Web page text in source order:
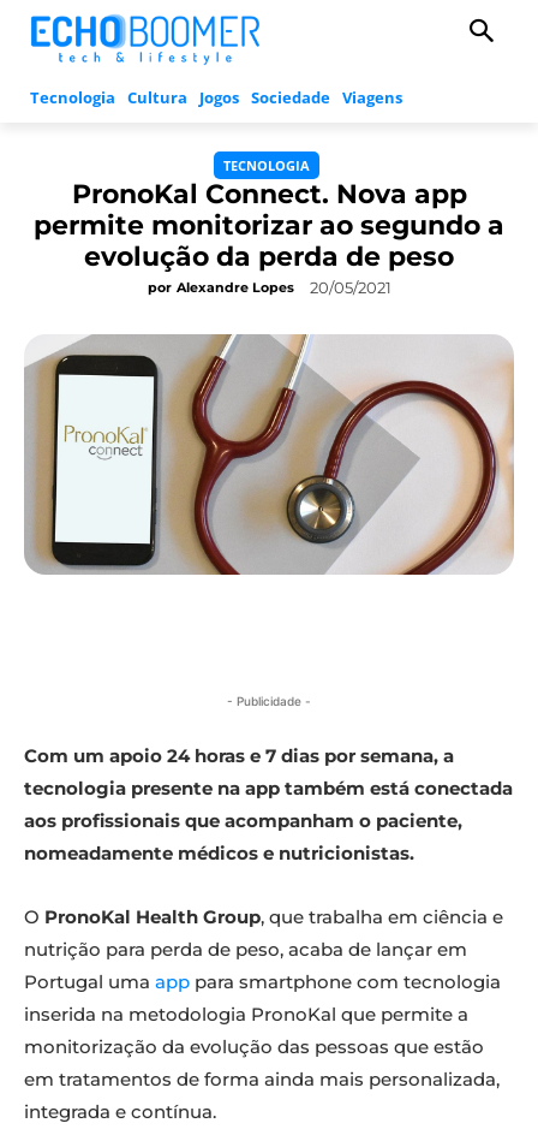
Tecnologia Cultura Jogos Sociedade Viagens
TECNOLOGIA
PronoKal Connect. Nova app
permite monitorizar ao segundo a
evolução da perda de peso
por Alexandre Lopes 20/05/2021
- Publicidade -
Com um apoio 24 horas e 7 dias por semana, a
tecnologia presente na app também está conectada
aos profissionais que acompanham o paciente,
nomeadamente médicos e nutricionistas.
O PronoKal Health Group, que trabalha em ciência e
nutrição para perda de peso, acaba de lançar em
Portugal uma app para smartphone com tecnologia
inserida na metodologia PronoKal que permite a
monitorização da evolução das pessoas que estão
em tratamentos de forma ainda mais personalizada,
integrada e contínua.